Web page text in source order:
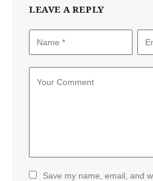
LEAVE A REPLY
Save my name, email, and